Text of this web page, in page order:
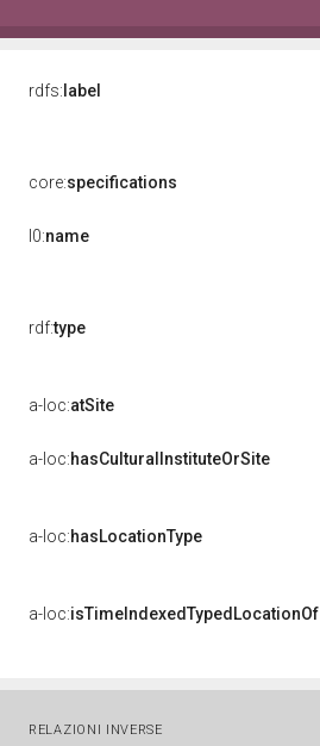
rdfs: label
core:specifications
l0:name
rdf:type
a-loc:atSite
a-loc:hasCulturalInstituteOrSite
a-loc:hasLocationType
a-loc:isTimeIndexedTypedLocationOf
RELAZIONI INVERSE